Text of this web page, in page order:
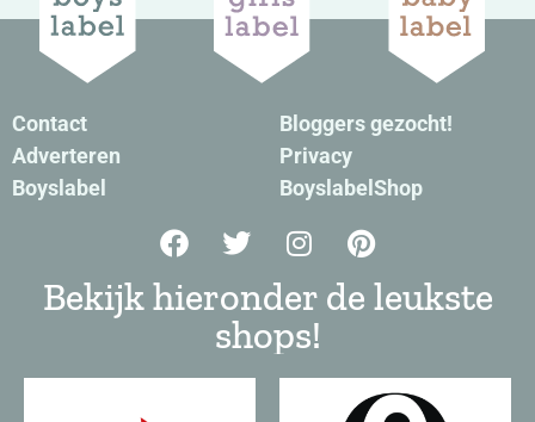
Contact
Adverteren
Boyslabel
Bloggers gezocht!
Privacy
BoyslabelShop
Bekijk hieronder de leukste
shops!